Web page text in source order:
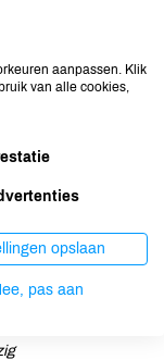
aanpassen. Klik
van alle cookies,
opslaan
pas aan